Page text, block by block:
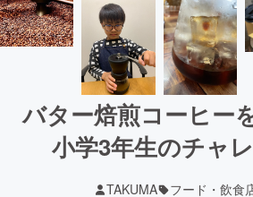
バター焙煎コーヒー
小学3年生のチャ
TAKUMA フード・飲食